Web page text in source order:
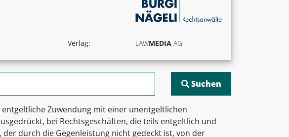
Verlag: LAWMEDIA AG
entgeltliche Zuwendung mit einer unentgeltlichen
bei Rechtsgeschäften, die teils entgeltlich und
durch die Gegenleistung nicht gedeckt ist, von der